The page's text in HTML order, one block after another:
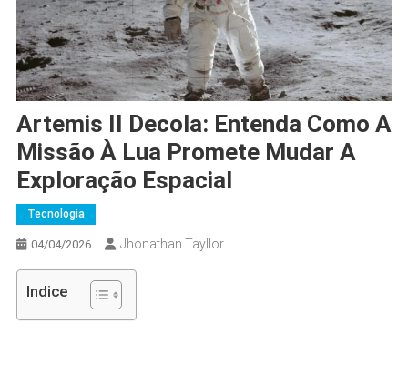
Artemis II Decola: Entenda Como A
Missão À Lua Promete Mudar A
Exploração Espacial
Tecnologia
04/04/2026 Jhonathan Tayllor
Indice